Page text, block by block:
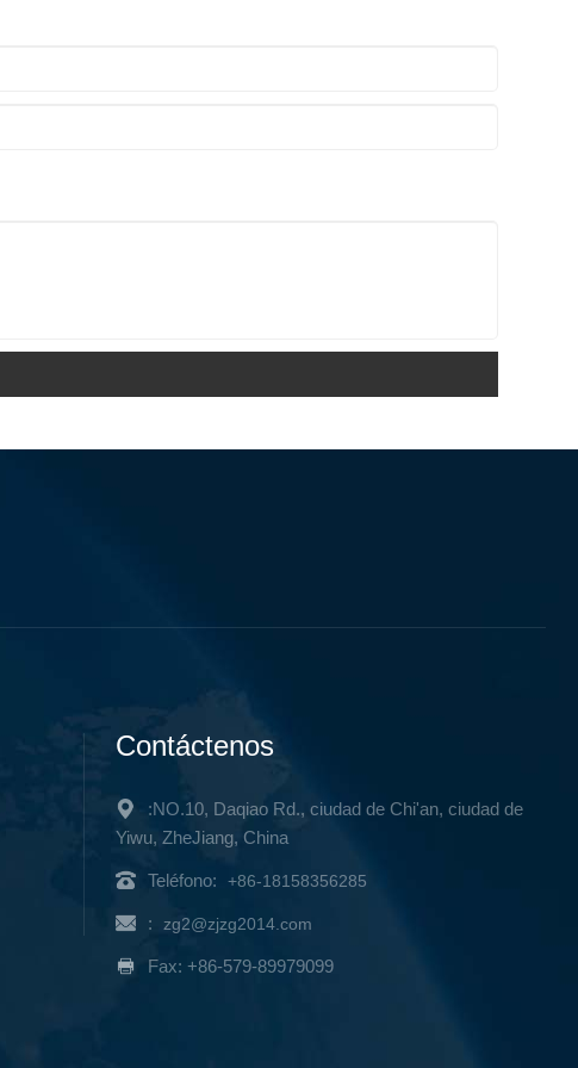
Contáctenos
:NO.10, Daqiao Rd., ciudad de Chi'an, ciudad de
Yiwu, ZheJiang, China
Teléfono: +86-18158356285
: zg2@zjzg2014.com
Fax: +86-579-89979099